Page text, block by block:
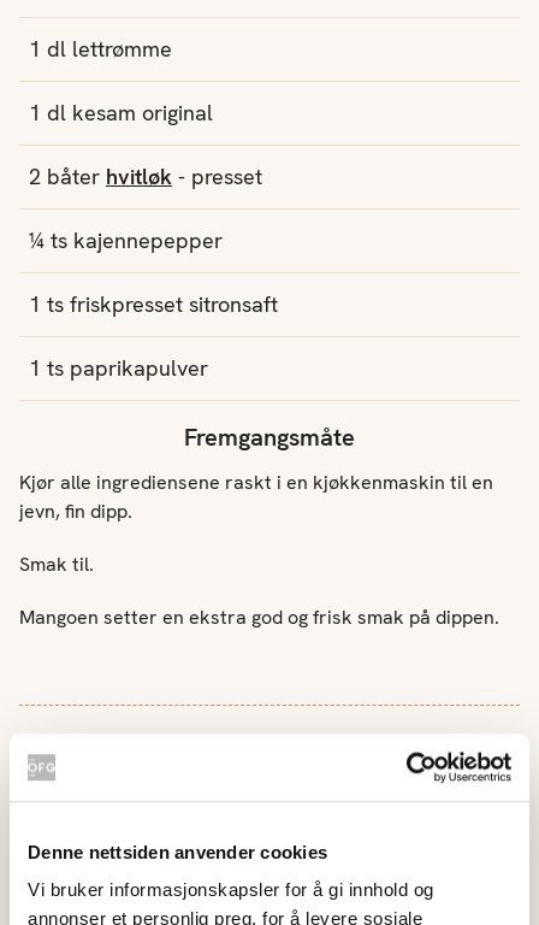
Denne nettsiden anvender cookies
Vi bruker informasjonskapsler for å gi innhold og
annonser et personlig preg, for å levere sosiale
1 dl lettrømme
1 dl kesam original
2 båter hvitløk - presset
¼ ts kajennepepper
1 ts friskpresset sitronsaft
1 ts paprikapulver
Fremgangsmåte
Kjør alle ingrediensene raskt i en kjøkkenmaskin til en
jevn, fin dipp.
Smak til.
Mangoen setter en ekstra god og frisk smak på dippen.
Hvor godt likte du oppskriften?
Skriv ut
Del på Facebook